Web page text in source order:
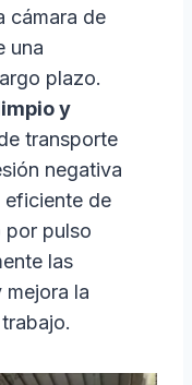
cámara de
una
plazo.
y
transporte
negativa
eficiente de
por pulso
las
mejora la